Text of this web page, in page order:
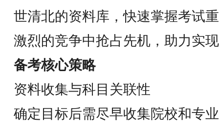
世清北的资料库，快速掌握考试
激烈的竞争中抢占先机，助力实
备考核心策略
资料收集与科目关联性
确定目标后需尽早收集院校和专